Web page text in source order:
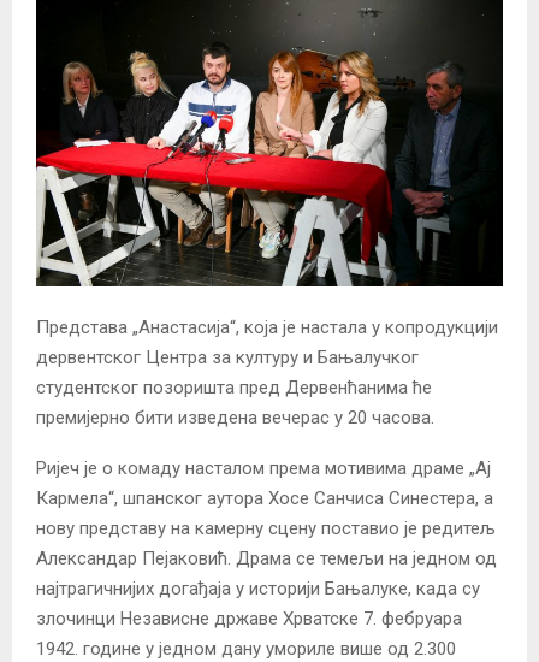
Представа „Анастасија“, која је настала у копродукцији
дервентског Центра за културу и Бањалучког
студентског позоришта пред Дервенћанима ће
премијерно бити изведена вечерас у 20 часова.
Ријеч је о комаду насталом према мотивима драме „Ај
Кармела“, шпанског аутора Хосе Санчиса Синестера, а
нову представу на камерну сцену поставио је редитељ
Александар Пејаковић. Драма се темељи на једном од
најтрагичнијих догађаја у историји Бањалуке, када су
злочинци Независне државе Хрватске 7. фебруара
1942. године у једном дану умориле више од 2.300